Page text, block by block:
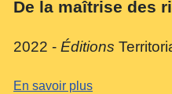
De la maîtrise des
2022 - Éditions
En savoir plus